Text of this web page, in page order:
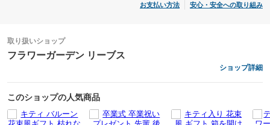
メッセージについて
商品オプション欄にてメッセージカード希望しますを
選択の後、メッセージ入力欄にご入力下さい
お支払い方法 安心・安全への取り組み
取り扱いショップ
フラワーガーデン リーブス
ショップ詳細
このショップの人気商品